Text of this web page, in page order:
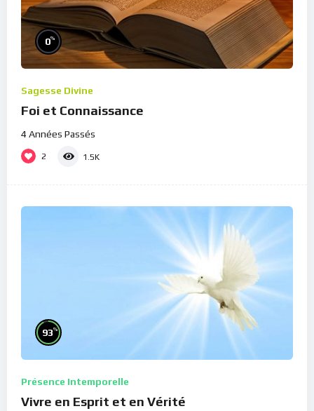
0%
Sagesse Divine
Foi et Connaissance
4 Années Passés
2 1.5K
93%
Présence Intemporelle
Vivre en Esprit et en Vérité